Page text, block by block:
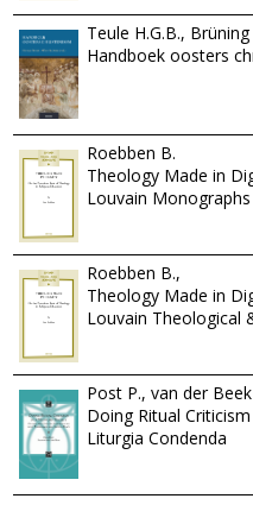
Teule H.G.B., Brüning
Handboek oosters
Roebben B.
Theology Made in
Louvain
Roebben B.,
Theology Made in
Louvain Theological
Post P., van der Beek
Doing Ritual
Liturgia Condenda